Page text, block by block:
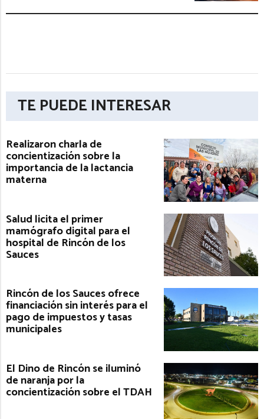
TE PUEDE INTERESAR
Realizaron charla de
concientización sobre la
importancia de la lactancia
materna
Salud licita el primer
mamógrafo digital para el
hospital de Rincón de los
Sauces
Rincón de los Sauces ofrece
financiación sin interés para el
pago de impuestos y tasas
municipales
El Dino de Rincón se iluminó
de naranja por la
concientización sobre el TDAH